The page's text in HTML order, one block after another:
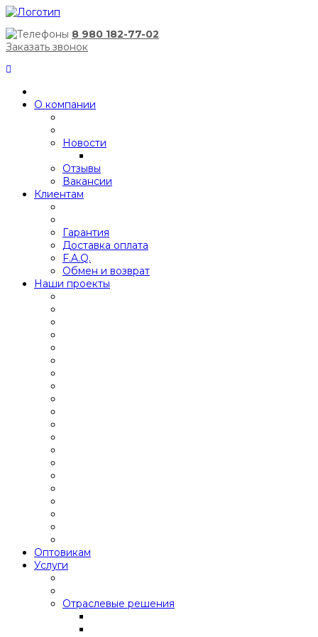
8 980 182-77-02
Заказать звонок
О компании
Новости
Отзывы
Вакансии
Клиентам
Гарантия
Доставка оплата
F.A.Q.
Обмен и возврат
Наши проекты
Оптовикам
Услуги
Отраслевые решения